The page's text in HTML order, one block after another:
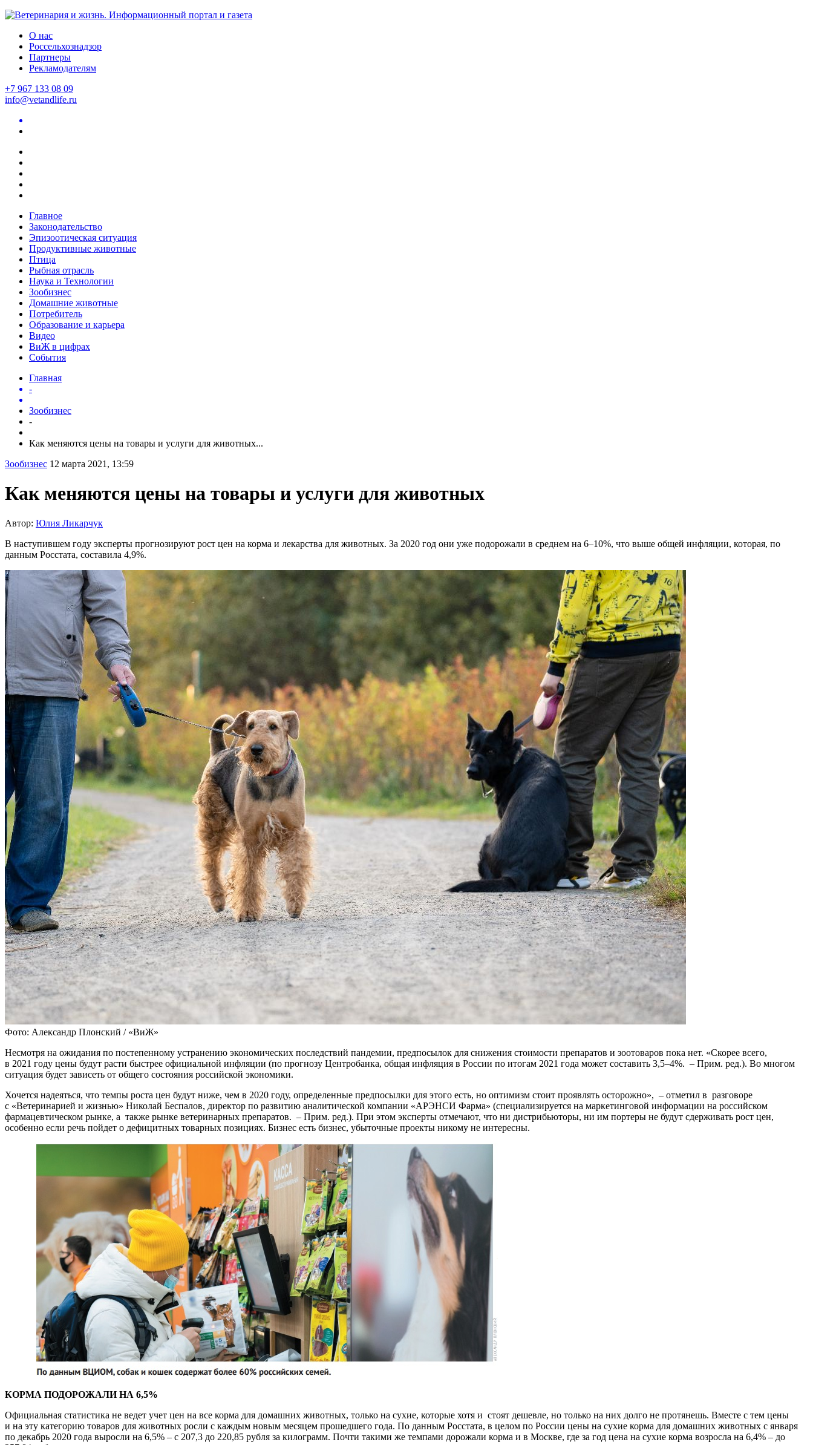
О нас
Россельхознадзор
Партнеры
Рекламодателям
+7 967 133 08 09
info@vetandlife.ru
Главное
Законодательство
Эпизоотическая ситуация
Продуктивные животные
Птица
Рыбная отрасль
Наука и Технологии
Зообизнес
Домашние животные
Потребитель
Образование и карьера
Видео
ВиЖ в цифрах
События
Главная
-
Зообизнес
-
Как меняются цены на товары и услуги для животных...
Зообизнес 12 марта 2021, 13:59
Как меняются цены на товары и услуги для животных
Автор: Юлия Ликарчук
В наступившем году эксперты прогнозируют рост цен на корма и лекарства для животных. За 2020 год они уже подорожали в среднем на 6–10%, что выше общей инфляции, которая, по
данным Росстата, составила 4,9%.
Фото: Александр Плонский / «ВиЖ»
Несмотря на ожидания по постепенному устранению экономических последствий пандемии, предпосылок для снижения стоимости препаратов и зоотоваров пока нет. «Скорее всего,
в 2021 году цены будут расти быстрее официальной инфляции (по прогнозу Центробанка, общая инфляция в России по итогам 2021 года может составить 3,5–4%. – Прим. ред.). Во многом
ситуация будет зависеть от общего состояния российской экономики.
Хочется надеяться, что темпы роста цен будут ниже, чем в 2020 году, определенные предпосылки для этого есть, но оптимизм стоит проявлять осторожно», – отметил в разговоре
с «Ветеринарией и жизнью» Николай Беспалов, директор по развитию аналитической компании «АРЭНСИ Фарма» (специализируется на маркетинговой информации на российском
фармацевтическом рынке, а также рынке ветеринарных препаратов. – Прим. ред.). При этом эксперты отмечают, что ни дистрибьюторы, ни им портеры не будут сдерживать рост цен,
особенно если речь пойдет о дефицитных товарных позициях. Бизнес есть бизнес, убыточные проекты никому не интересны.
КОРМА ПОДОРОЖАЛИ НА 6,5%
Официальная статистика не ведет учет цен на все корма для домашних животных, только на сухие, которые хотя и стоят дешевле, но только на них долго не протянешь. Вместе с тем цены
и на эту категорию товаров для животных росли с каждым новым месяцем прошедшего года. По данным Росстата, в целом по России цены на сухие корма для домашних животных с января
по декабрь 2020 года выросли на 6,5% – с 207,3 до 220,85 рубля за килограмм. Почти такими же темпами дорожали корма и в Москве, где за год цена на сухие корма возросла на 6,4% – до